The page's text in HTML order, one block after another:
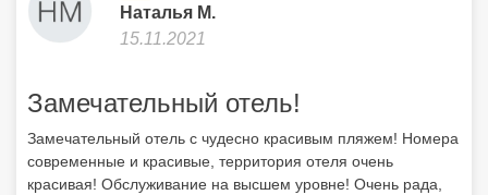
Наталья М.
15.11.2021
Замечательный отель!
Замечательный отель с чудесно красивым пляжем! Номера
современные и красивые, территория отеля очень
красивая! Обслуживание на высшем уровне! Очень рада,